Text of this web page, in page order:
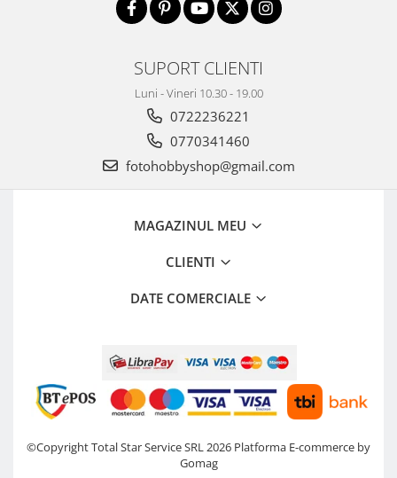
SUPORT CLIENTI
Luni - Vineri 10.30 - 19.00
0722236221
0770341460
fotohobbyshop@gmail.com
MAGAZINUL MEU
CLIENTI
DATE COMERCIALE
©Copyright Total Star Service SRL 2026 Platforma E-commerce by
Gomag